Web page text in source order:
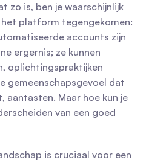
zo is, ben je waarschijnlijk
platform tegengekomen:
accounts zijn
ergernis; ze kunnen
oplichtingspraktijken
gemeenschapsgevoel dat
aantasten. Maar hoe kun je
van een goed
is cruciaal voor een